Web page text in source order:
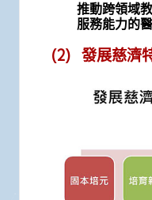
推動跨領域
服務能力的
(2) 發展慈濟